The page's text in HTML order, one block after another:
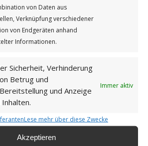
von Daten aus
Verknüpfung verschiedener
von Endgeräten anhand
Informationen.
Sicherheit, Verhinderung
Betrug und
und Anzeige
Immer aktiv
Lese mehr über diese Zwecke
Akzeptieren
Impressum
Richtlinie (EU)